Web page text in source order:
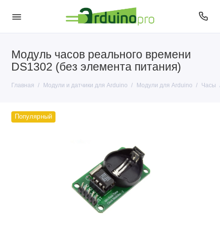
Модуль часов реального времени
DS1302 (без элемента питания)
Главная Модули и датчики для Arduino Модули для Arduino Часы
Датчики для Arduino
Модули для Arduino
Популярный